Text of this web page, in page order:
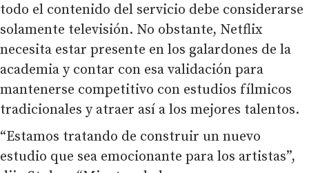
todo el contenido del servicio debe considerarse
solamente televisión. No obstante, Netflix
necesita estar presente en los galardones de la
academia y contar con esa validación para
mantenerse competitivo con estudios fílmicos
tradicionales y atraer así a los mejores talentos.
“Estamos tratando de construir un nuevo
estudio que sea emocionante para los artistas”,